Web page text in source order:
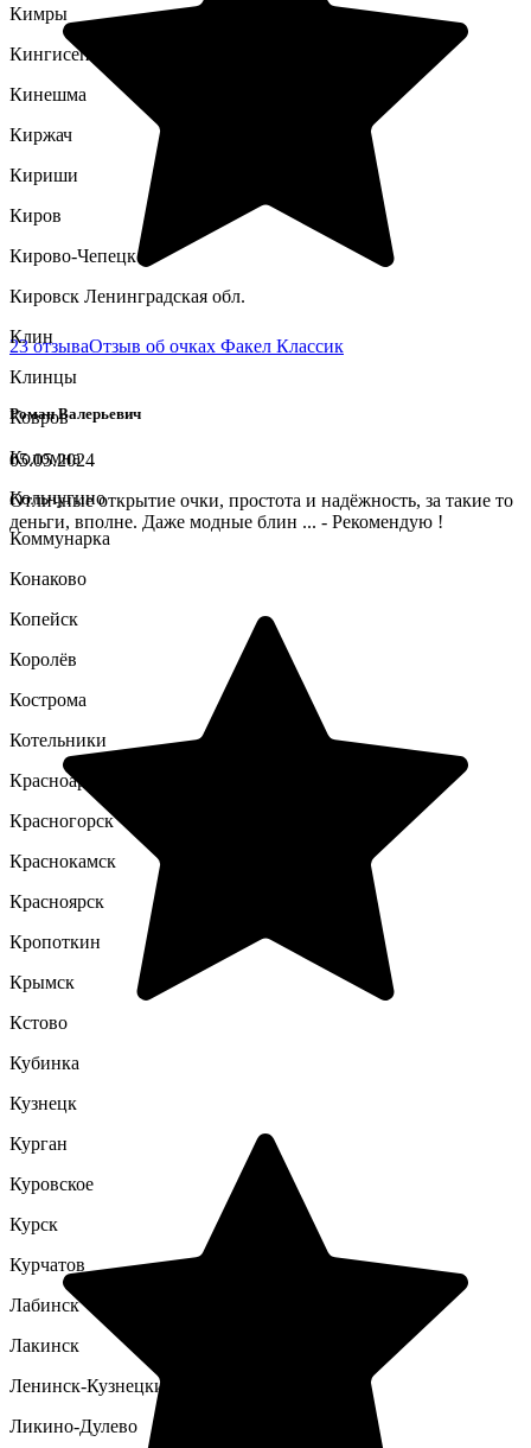
23 отзываОтзыв об очках Факел Классик
Роман Валерьевич
05.05.2024
Отличные открытие очки, простота и надёжность, за такие то
деньги, вполне. Даже модные блин ... - Рекомендую !
Кимры
Кингисепп
Кинешма
Киржач
Кириши
Киров
Кирово-Чепецк
Кировск Ленинградская обл.
Клин
Клинцы
Ковров
Коломна
Кольчугино
Коммунарка
Конаково
Копейск
Королёв
Кострома
Котельники
Красноармейск
Красногорск
Краснокамск
Красноярск
Кропоткин
Крымск
Кстово
Кубинка
Кузнецк
Курган
Куровское
Курск
Курчатов
Лабинск
Лакинск
Ленинск-Кузнецкий
Ликино-Дулево